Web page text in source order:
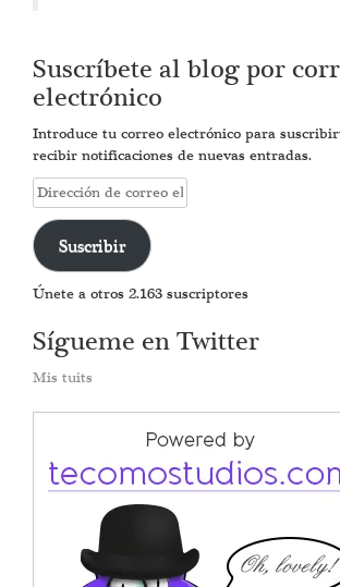
Suscríbete al blog por
electrónico
Introduce tu correo electrónico para
recibir notificaciones de nuevas entradas.
Dirección
de
correo
electrónico
Suscribir
Únete a otros 2.163 suscriptores
Sígueme en Twitter
Mis tuits